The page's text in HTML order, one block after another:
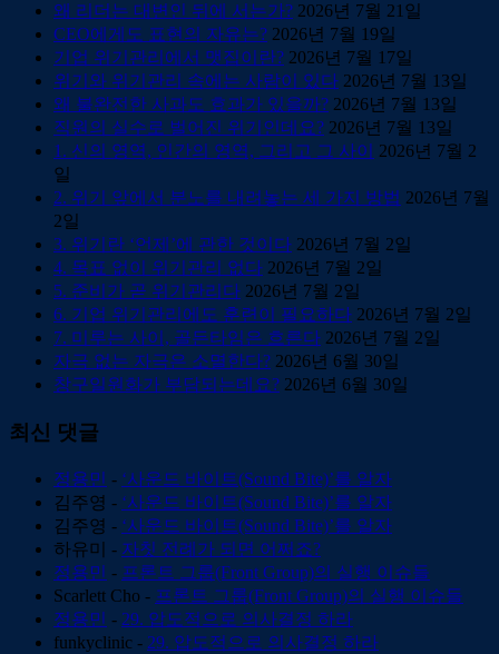
왜 리더는 대변인 뒤에 서는가? 2026년 7월 21일
CEO에게도 표현의 자유는? 2026년 7월 19일
기업 위기관리에서 맷집이란? 2026년 7월 17일
위기와 위기관리 속에는 사람이 있다 2026년 7월 13일
왜 불완전한 사과도 효과가 있을까? 2026년 7월 13일
직원의 실수로 벌어진 위기인데요? 2026년 7월 13일
1. 신의 영역, 인간의 영역, 그리고 그 사이
2026년 7월 2
일
2. 위기 앞에서 분노를 내려놓는 세 가지 방법 2026년 7월
2일
3. 위기란 ‘언제’에 관한 것이다 2026년 7월 2일
4. 목표 없이 위기관리 없다 2026년 7월 2일
5. 준비가 곧 위기관리다 2026년 7월 2일
6. 기업 위기관리에도 훈련이 필요하다 2026년 7월 2일
7. 미루는 사이, 골든타임은 흐른다 2026년 7월 2일
자극 없는 자극은 소멸한다? 2026년 6월 30일
창구일원화가 부담되는데요? 2026년 6월 30일
최신 댓글
정용민 - ‘사운드 바이트(Sound Bite)’를 알자
김주영 - ‘사운드 바이트(Sound Bite)’를 알자
김주영 - ‘사운드 바이트(Sound Bite)’를 알자
하유미
- 자칫 전례가 되면 어쩌죠?
정용민
- 프론트 그룹(Front Group)의 실행 이슈들
Scarlett Cho - 프론트 그룹(Front Group)의 실행 이슈들
정용민
- 29. 압도적으로 의사결정 하라
funkyclinic - 29. 압도적으로 의사결정 하라